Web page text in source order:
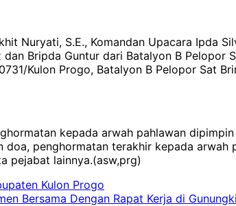
Nuryati, S.E., Komandan Upacara Ipda
Bripda Guntur dari Batalyon B Pelopor
Kulon Progo, Batalyon B Pelopor Sat
kepada arwah pahlawan
penghormatan terakhir kepada
pejabat lainnya.(asw,prg)
Kulon Progo
Bersama Dengan Rapat Kerja di